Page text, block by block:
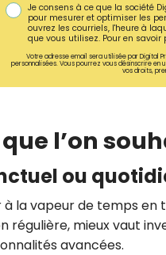
Je consens à ce que la société
pour mesurer et optimiser les
ouvrez les courriels, l'heure à
que vous utilisez. Pour en
Votre adresse email sera utilisée par Digital
personnalisées. Vous pourrez vous désinscrire en
vos droits,
l’on
ou
à la vapeur de temps
régulière, mieux vaut
avancées.